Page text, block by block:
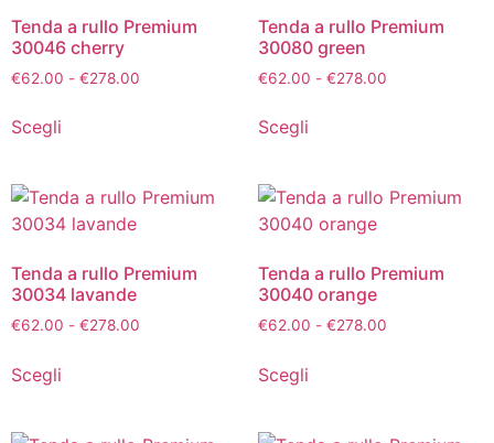
Tenda a rullo Premium
30046 cherry
€62.00 - €278.00
Scegli
Tenda a rullo Premium
30080 green
€62.00 - €278.00
Scegli
Tenda a rullo Premium
30034 lavande
€62.00 - €278.00
Scegli
Tenda a rullo Premium
30040 orange
€62.00 - €278.00
Scegli